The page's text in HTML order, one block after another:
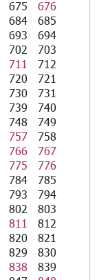
675
676
684
685
693
694
702
703
711
712
720
721
730
731
739
740
748
749
757
758
766
767
775
776
784
785
793
794
802
803
811
812
820
821
829
830
838
839